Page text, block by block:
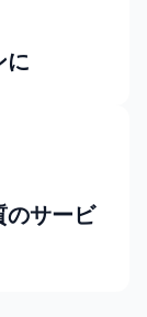
に
のサービ